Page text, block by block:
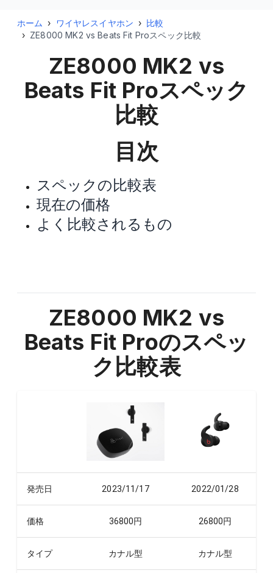
ホーム › ワイヤレスイヤホン › 比較
› ZE8000 MK2 vs Beats Fit Proスペック比較
ZE8000 MK2 vs
Beats Fit Proスペック
比較
目次
スペックの比較表
現在の価格
よく比較されるもの
ZE8000 MK2 vs
Beats Fit Proのスペッ
ク比較表
発売日 2023/11/17 2022/01/28
価格 36800円 26800円
タイプ カナル型 カナル型